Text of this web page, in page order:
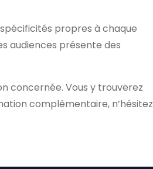
propres à chaque
audiences présente des
concernée. Vous y trouverez
complémentaire, n’hésitez